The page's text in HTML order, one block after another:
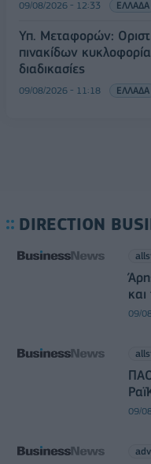
09/08/2026 - 12:33 ΕΛΛΑΔΑ
Υπ. Μεταφορών:
πινακίδων
διαδικασίες
09/08/2026 - 11:18 ΕΛΛΑΔΑ
DIRECTION
και
09/
09/